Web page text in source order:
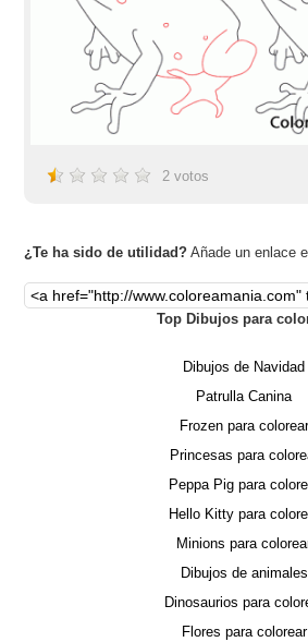
2 votos
¿Te ha sido de utilidad? Añade un enlace
Top Dibujos para
Dibujos de Navidad
Patrulla Canina
Frozen para colorear
Princesas para
Peppa Pig para
Hello Kitty para
Minions para
Dibujos de animales
Dinosaurios para
Flores para colorear